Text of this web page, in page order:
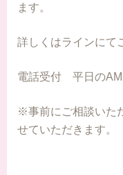
ます。
詳しくはラインにて
電話受付 平日の
※事前にご相談いた
せていただきます。